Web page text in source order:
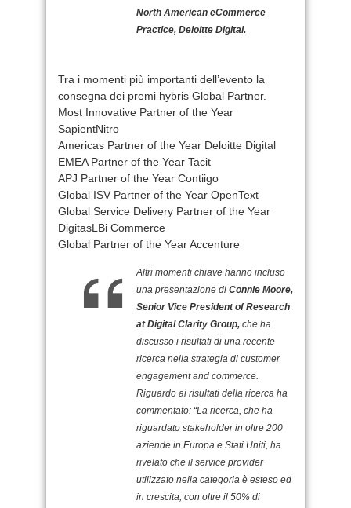
North American eCommerce
Practice, Deloitte Digital.
Tra i momenti più importanti dell’evento la
consegna dei premi hybris Global Partner.
Most Innovative Partner of the Year
SapientNitro
Americas Partner of the Year Deloitte Digital
EMEA Partner of the Year Tacit
APJ Partner of the Year Contiigo
Global ISV Partner of the Year OpenText
Global Service Delivery Partner of the Year
DigitasLBi Commerce
Global Partner of the Year Accenture
Altri momenti chiave hanno incluso
una presentazione di Connie Moore,
Senior Vice President of Research
at Digital Clarity Group, che ha
discusso i risultati di una recente
ricerca nella strategia di customer
engagement and commerce.
Riguardo ai risultati della ricerca ha
commentato: “La ricerca, che ha
riguardato stakeholder in oltre 200
aziende in Europa e Stati Uniti, ha
rivelato che il service provider
utilizzato nella categoria è esteso ed
in crescita, con oltre il 50% di